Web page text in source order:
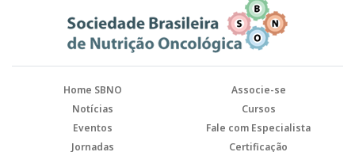
Home SBNO
Associe-se
Notícias
Cursos
Eventos
Fale com Especialista
Jornadas
Certificação